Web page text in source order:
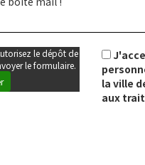
le dépôt de
le formulaire.
la ville
aux